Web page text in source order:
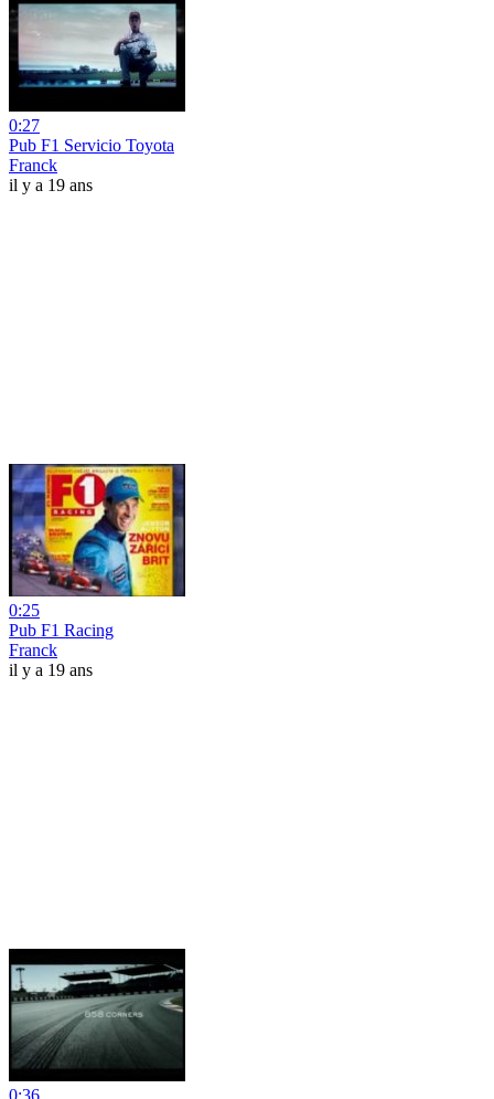
0:27
Pub F1 Servicio Toyota
Franck
il y a 19 ans
0:25
Pub F1 Racing
Franck
il y a 19 ans